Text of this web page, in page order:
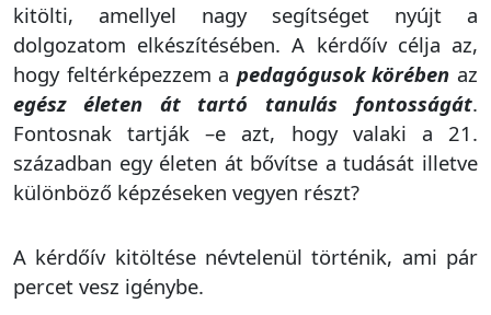
kitölti, amellyel nagy segítséget nyújt a
dolgozatom elkészítésében. A kérdőív célja az,
hogy feltérképezzem a pedagógusok körében az
egész életen át tartó tanulás fontosságát.
Fontosnak tartják –e azt, hogy valaki a 21.
században egy életen át bővítse a tudását illetve
különböző képzéseken vegyen részt?
A kérdőív kitöltése névtelenül történik, ami pár
percet vesz igénybe.